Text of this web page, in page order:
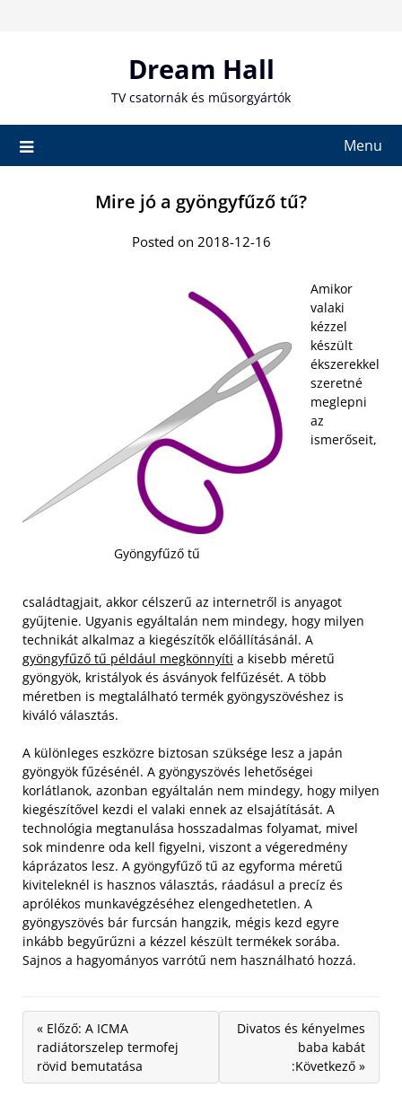
Dream Hall
TV csatornák és műsorgyártók
Menu
Mire jó a gyöngyfűző tű?
Posted on 2018-12-16
Gyöngyfűző tű
Amikor
valaki
kézzel
készült
ékszerekkel
szeretné
meglepni
az
ismerőseit,
családtagjait, akkor célszerű az internetről is anyagot
gyűjtenie. Ugyanis egyáltalán nem mindegy, hogy milyen
technikát alkalmaz a kiegészítők előállításánál. A
gyöngyfűző tű például megkönnyíti a kisebb méretű
gyöngyök, kristályok és ásványok felfűzését. A több
méretben is megtalálható termék gyöngyszövéshez is
kiváló választás.
A különleges eszközre biztosan szüksége lesz a japán
gyöngyök fűzésénél. A gyöngyszövés lehetőségei
korlátlanok, azonban egyáltalán nem mindegy, hogy milyen
kiegészítővel kezdi el valaki ennek az elsajátítását. A
technológia megtanulása hosszadalmas folyamat, mivel
sok mindenre oda kell figyelni, viszont a végeredmény
káprázatos lesz. A gyöngyfűző tű az egyforma méretű
kiviteleknél is hasznos választás, ráadásul a precíz és
aprólékos munkavégzéséhez elengedhetetlen. A
gyöngyszövés bár furcsán hangzik, mégis kezd egyre
inkább begyűrűzni a kézzel készült termékek sorába.
Sajnos a hagyományos varrótű nem használható hozzá.
« Előző: A ICMA
radiátorszelep termofej
rövid bemutatása
Divatos és kényelmes
baba kabát
:Következő »